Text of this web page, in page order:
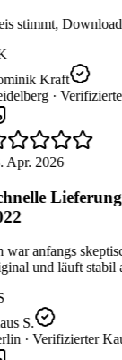
stimmt,
Kraft
·
Apr. 2026
war anfangs
und läuft stabil
S.
· Verifizierter